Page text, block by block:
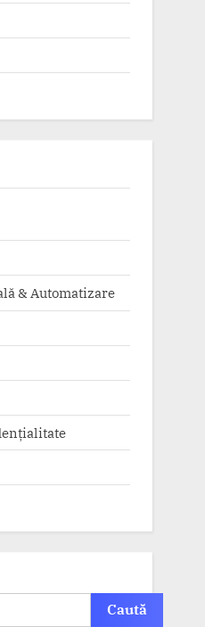
& Automatizare
Caută